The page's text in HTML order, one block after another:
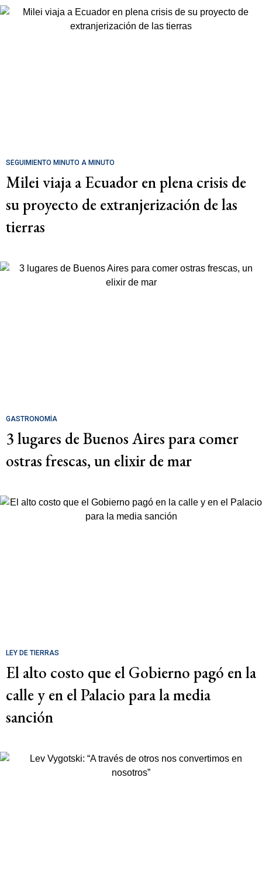
SEGUIMIENTO MINUTO A MINUTO
Milei viaja a Ecuador en plena crisis de
su proyecto de extranjerización de las
tierras
GASTRONOMÍA
3 lugares de Buenos Aires para comer
ostras frescas, un elixir de mar
LEY DE TIERRAS
El alto costo que el Gobierno pagó en la
calle y en el Palacio para la media
sanción